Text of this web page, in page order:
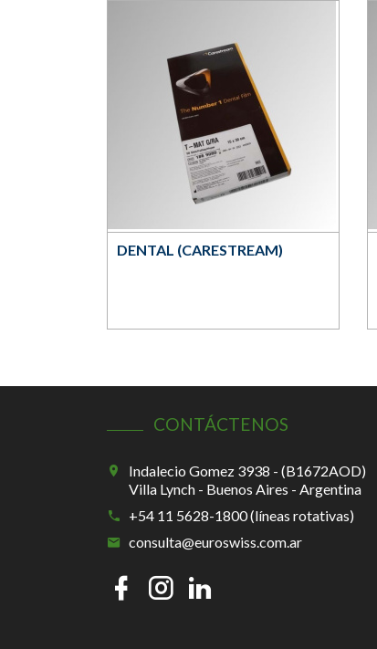
DENTAL (CARESTREAM)
CONTÁCTENOS
Indalecio Gomez 3938 - (B1672AOD)
Villa Lynch - Buenos Aires - Argentina
+54 11 5628-1800 (líneas rotativas)
consulta@euroswiss.com.ar